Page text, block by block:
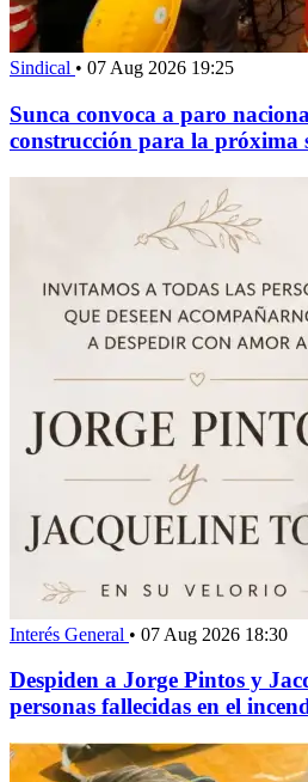
Sindical • 07 Aug 2026 19:25
Sunca convoca a paro
construcción para la próxima
Interés General • 07 Aug 2026 18:30
Despiden a Jorge Pintos y
personas fallecidas en el